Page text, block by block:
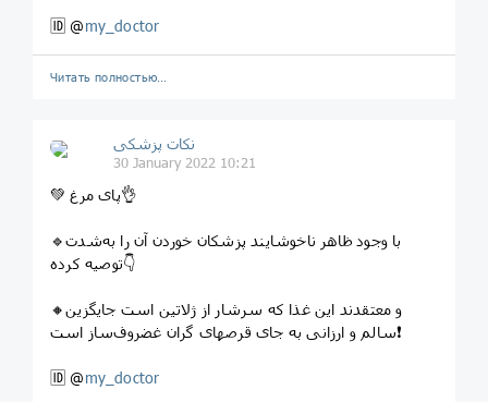
🆔 @my_doctor
Читать полностью…
نکات پزشکی
30 January 2022 10:21
💚 پای مرغ👌
🔹با وجود ظاهر ناخوشایند پزشکان خوردن آن را به‌شدت
توصیه کرده👇
🔸و معتقدند این غذا که سرشار از ژلاتین است جایگزین
سالم و ارزانی به جای قرصهای گران غضروف‌ساز است❗️
🆔 @my_doctor